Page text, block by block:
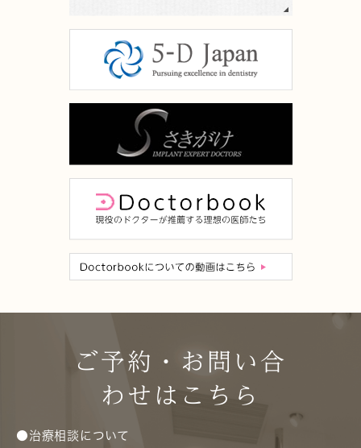
ご予約・お問い合
わせはこちら
●治療相談について